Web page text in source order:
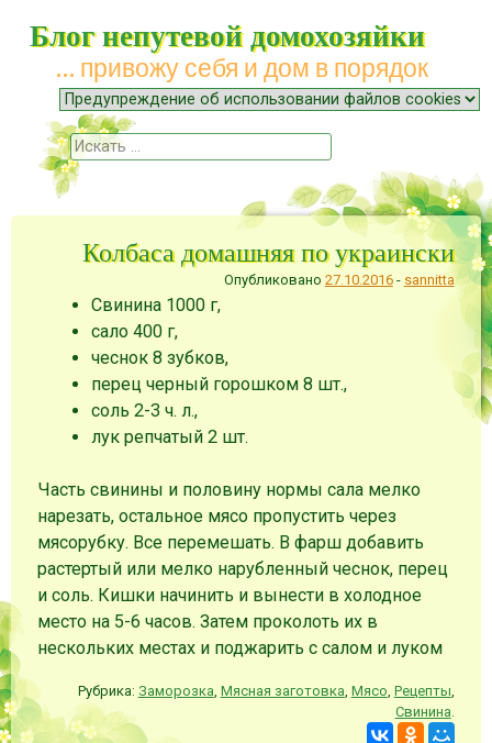
Блог непутевой домохозяйки
… привожу себя и дом в порядок
Меню
Наверх
Поиск
Колбаса домашняя по украински
Опубликовано 27.10.2016- sannitta
Свинина 1000 г,
сало 400 г,
чеснок 8 зубков,
перец черный горошком 8 шт.,
соль 2-3 ч. л.,
лук репчатый 2 шт.
Часть свинины и половину нормы сала мелко
нарезать, остальное мясо пропустить через
мясорубку. Все перемешать. В фарш добавить
растертый или мелко нарубленный чеснок, перец
и соль. Кишки начинить и вынести в холодное
место на 5-6 часов. Затем проколоть их в
нескольких местах и поджарить с салом и луком
Рубрика: Заморозка Мясная заготовка Мясо Рецепты
Свинина